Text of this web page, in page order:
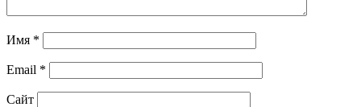
Имя *
Email *
Сайт